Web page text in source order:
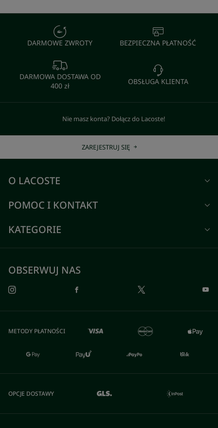
DARMOWE ZWROTY BEZPIECZNA PŁATNOŚĆ
DARMOWA DOSTAWA OD
400 zł
OBSŁUGA KLIENTA
Nie masz konta? Dołącz do Lacoste!
ZAREJESTRUJ SIĘ
O LACOSTE
POMOC I KONTAKT
KATEGORIE
OBSERWUJ NAS
METODY PŁATNOŚCI
OPCJE DOSTAWY